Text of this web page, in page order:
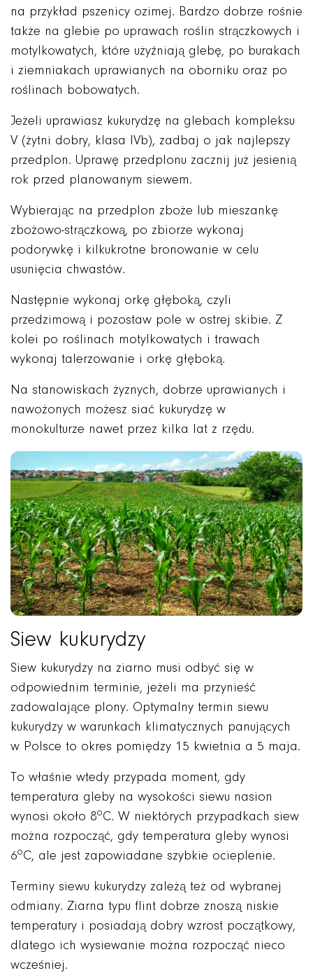
na przykład pszenicy ozimej. Bardzo dobrze rośnie
także na glebie po uprawach roślin strączkowych i
motylkowatych, które użyźniają glebę, po burakach
i ziemniakach uprawianych na oborniku oraz po
roślinach bobowatych.
Jeżeli uprawiasz kukurydzę na glebach kompleksu
V (żytni dobry, klasa IVb), zadbaj o jak najlepszy
przedplon. Uprawę przedplonu zacznij już jesienią
rok przed planowanym siewem.
Wybierając na przedplon zboże lub mieszankę
zbożowo-strączkową, po zbiorze wykonaj
podorywkę i kilkukrotne bronowanie w celu
usunięcia chwastów.
Następnie wykonaj orkę głęboką, czyli
przedzimową i pozostaw pole w ostrej skibie. Z
kolei po roślinach motylkowatych i trawach
wykonaj talerzowanie i orkę głęboką.
Na stanowiskach żyznych, dobrze uprawianych i
nawożonych możesz siać kukurydzę w
monokulturze nawet przez kilka lat z rzędu.
Siew kukurydzy
Siew kukurydzy na ziarno musi odbyć się w
odpowiednim terminie, jeżeli ma przynieść
zadowalające plony. Optymalny termin siewu
kukurydzy w warunkach klimatycznych panujących
w Polsce to okres pomiędzy 15 kwietnia a 5 maja.
To właśnie wtedy przypada moment, gdy
temperatura gleby na wysokości siewu nasion
wynosi około 8oC. W niektórych przypadkach siew
można rozpocząć, gdy temperatura gleby wynosi
6oC, ale jest zapowiadane szybkie ocieplenie.
Terminy siewu kukurydzy zależą też od wybranej
odmiany. Ziarna typu flint dobrze znoszą niskie
temperatury i posiadają dobry wzrost początkowy,
dlatego ich wysiewanie można rozpocząć nieco
wcześniej.